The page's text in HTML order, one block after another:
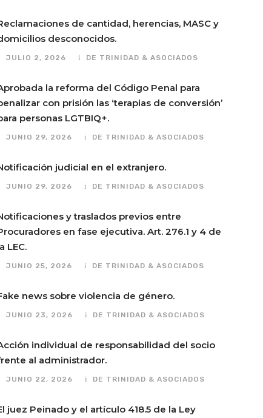
de cantidad, herencias, MASC y
desconocidos.
JULIO 2, 2026 DE TRINIDAD & ASOCIADOS
la reforma del Código Penal para
con prisión las ‘terapias de conversión’
personas LGTBIQ+.
JUNIO 29, 2026 DE TRINIDAD & ASOCIADOS
judicial en el extranjero.
JUNIO 29, 2026 DE TRINIDAD & ASOCIADOS
y traslados previos entre
en fase ejecutiva. Art. 276.1 y 4 de
LEC.
JUNIO 25, 2026 DE TRINIDAD & ASOCIADOS
news sobre violencia de género.
JUNIO 23, 2026 DE TRINIDAD & ASOCIADOS
individual de responsabilidad del socio
al administrador.
JUNIO 22, 2026 DE TRINIDAD & ASOCIADOS
juez Peinado y el artículo 418.5 de la Ley